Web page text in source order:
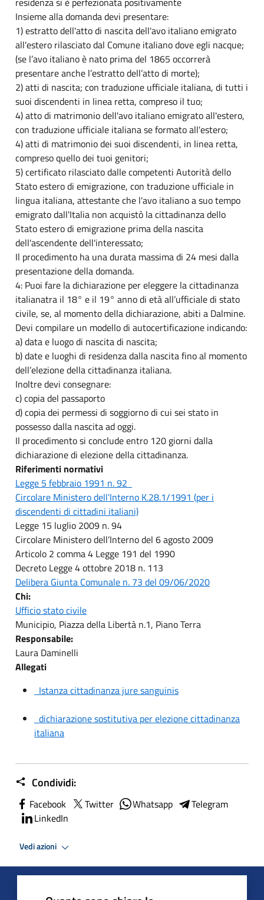
Insieme alla domanda devi presentare:
1) estratto dell'atto di nascita dell'avo italiano emigrato
all'estero rilasciato dal Comune italiano dove egli nacque;
(se l’avo italiano è nato prima del 1865 occorrerà
presentare anche l’estratto dell’atto di morte);
2) atti di nascita; con traduzione ufficiale italiana, di tutti i
suoi discendenti in linea retta, compreso il tuo;
4) atto di matrimonio dell'avo italiano emigrato all'estero,
con traduzione ufficiale italiana se formato all'estero;
4) atti di matrimonio dei suoi discendenti, in linea retta,
compreso quello dei tuoi genitori;
5) certificato rilasciato dalle competenti Autorità dello
Stato estero di emigrazione, con traduzione ufficiale in
lingua italiana, attestante che l'avo italiano a suo tempo
emigrato dall'Italia non acquistò la cittadinanza dello
Stato estero di emigrazione prima della nascita
dell'ascendente dell'interessato;
Il procedimento ha una durata massima di 24 mesi dalla
presentazione della domanda.
4: Puoi fare la dichiarazione per eleggere la cittadinanza
italianatra il 18° e il 19° anno di età all’ufficiale di stato
civile, se, al momento della dichiarazione, abiti a Dalmine.
Devi compilare un modello di autocertificazione indicando:
a) data e luogo di nascita di nascita;
b) date e luoghi di residenza dalla nascita fino al momento
dell’elezione della cittadinanza italiana.
Inoltre devi consegnare:
c) copia del passaporto
d) copia dei permessi di soggiorno di cui sei stato in
possesso dalla nascita ad oggi.
Il procedimento si conclude entro 120 giorni dalla
dichiarazione di elezione della cittadinanza.
Riferimenti normativi
Legge 5 febbraio 1991 n. 92
Circolare Ministero dell’Interno K.28.1/1991 (per i
discendenti di cittadini italiani)
Legge 15 luglio 2009 n. 94
Circolare Ministero dell’Interno del 6 agosto 2009
Articolo 2 comma 4 Legge 191 del 1990
Decreto Legge 4 ottobre 2018 n. 113
Delibera Giunta Comunale n. 73 del 09/06/2020
Chi:
Ufficio stato civile
Municipio, Piazza della Libertà n.1, Piano Terra
Responsabile:
Laura Daminelli
Allegati
Istanza cittadinanza jure sanguinis
dichiarazione sostitutiva per elezione cittadinanza
italiana
Condividi:
Facebook Twitter Whatsapp
Telegram
LinkedIn
Vedi azioni